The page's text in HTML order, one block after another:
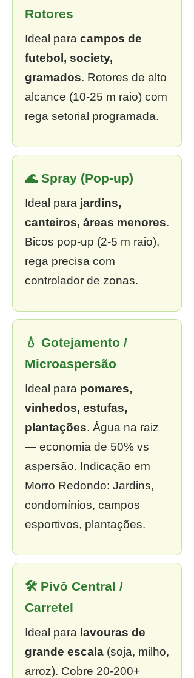
Rotores
Ideal para campos de
futebol, society,
gramados. Rotores de alto
alcance (10-25 m raio) com
rega setorial programada.
🌊 Spray (Pop-up)
Ideal para jardins,
canteiros, áreas menores.
Bicos pop-up (2-5 m raio),
rega precisa com
controlador de zonas.
💧 Gotejamento /
Microaspersão
Ideal para pomares,
vinhedos, estufas,
plantações. Água na raiz
— economia de 50% vs
aspersão. Indicação em
Morro Redondo: Jardins,
condomínios, campos
esportivos, plantações.
🛠 Pivô Central /
Carretel
Ideal para lavouras de
grande escala (soja, milho,
arroz). Cobre 20-200+